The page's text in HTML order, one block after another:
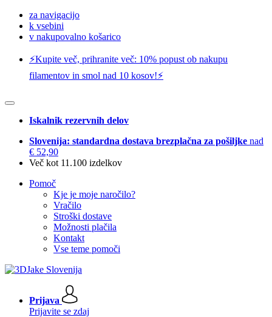
za navigacijo
k vsebini
v nakupovalno košarico
⚡️Kupite več, prihranite več: 10% popust ob nakupu
filamentov in smol nad 10 kosov!⚡️
Iskalnik rezervnih delov
Slovenija: standardna dostava brezplačna za pošiljke nad
€ 52,90
Več kot 11.100 izdelkov
Pomoč
Kje je moje naročilo?
Vračilo
Stroški dostave
Možnosti plačila
Kontakt
Vse teme pomoči
Prijava
Prijavite se zdaj